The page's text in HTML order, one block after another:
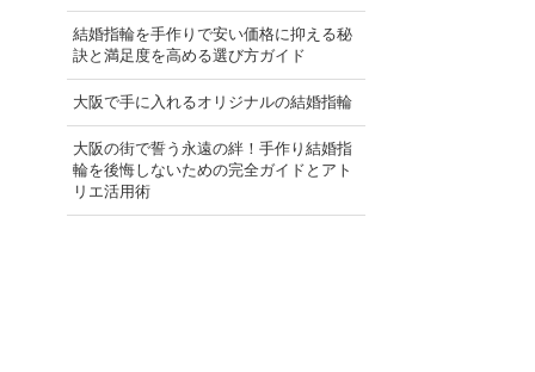
結婚指輪を手作りで安い価格に抑える秘
訣と満足度を高める選び方ガイド
大阪で手に入れるオリジナルの結婚指輪
大阪の街で誓う永遠の絆！手作り結婚指
輪を後悔しないための完全ガイドとアト
リエ活用術